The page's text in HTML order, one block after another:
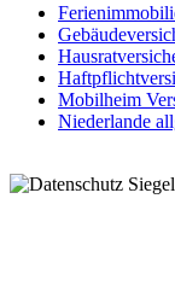
Mobilheim
Niederlande